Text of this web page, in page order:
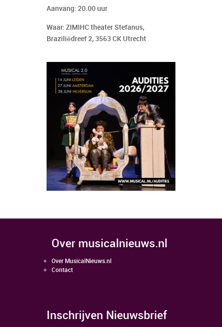
Aanvang: 20.00 uur
Waar: ZIMIHC theater Stefanus,
Braziliëdreef 2, 3563 CK Utrecht
over musicalnieuws.nl
Over MusicalNieuws.nl
Contact
Inschrijven Nieuwsbrief